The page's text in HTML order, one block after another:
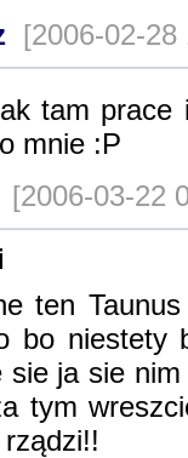
[2006-02-
tam prace
mnie :P
[2006-03-22
ten
bo niestety
sie ja sie
tym